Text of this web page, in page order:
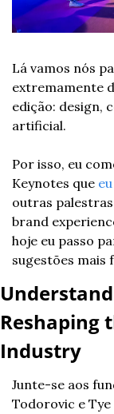
Lá vamos nós
extremamente
edição: design,
artificial.
Por isso, eu
Keynotes que
outras
brand
hoje eu passo
sugestões mais
Reshaping
Industry
Junte-se aos
Todorovic e